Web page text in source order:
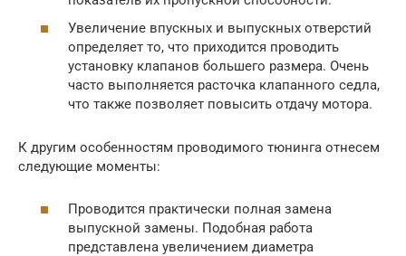
Увеличение впускных и выпускных отверстий
определяет то, что приходится проводить
установку клапанов большего размера. Очень
часто выполняется расточка клапанного седла,
что также позволяет повысить отдачу мотора.
К другим особенностям проводимого тюнинга отнесем
следующие моменты:
Проводится практически полная замена
выпускной замены. Подобная работа
представлена увеличением диаметра